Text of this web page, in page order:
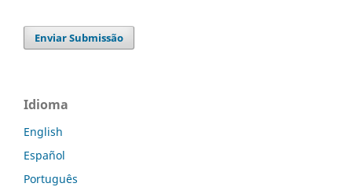
Enviar Submissão
Idioma
English
Español
Português